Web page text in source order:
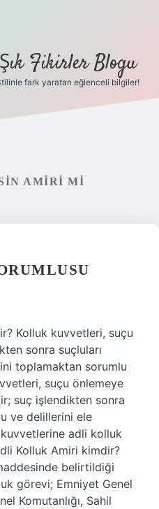
Şık Fikirler Blogu
fark yaratan eğlenceli bilgiler!
AMIRI MI
Kolluk kuvvetleri, suçu
sonra suçluları
toplamaktan sorumlu
suçu önlemeye
suç işlendikten sonra
ve delillerini ele
adli kolluk
Kolluk Amiri kimdir?
belirtildiği
görevi; Emniyet Genel
Komutanlığı, Sahil